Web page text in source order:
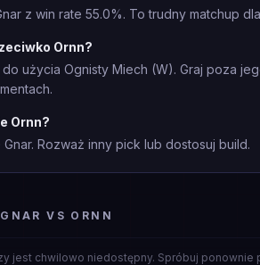
z win rate 55.0%. To trudny matchup dla
Ornn?
użycia Ognisty Miech (W). Graj poza
Ornn?
Rozważ inny pick lub dostosuj build.
VS ORNN
jest chwilowo niedostępny. Spróbuj ponownie